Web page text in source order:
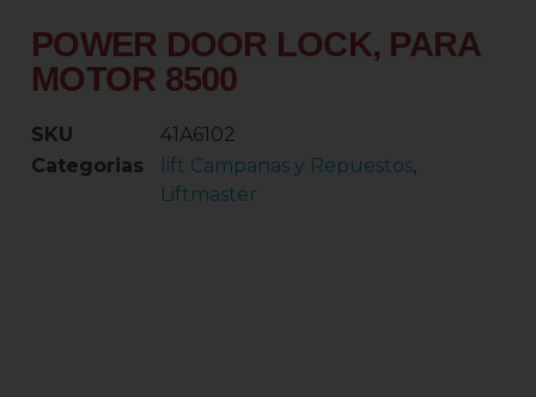
POWER DOOR LOCK, PARA
MOTOR 8500
SKU
41A6102
Categorias
lift Campanas y Repuestos,
Liftmaster